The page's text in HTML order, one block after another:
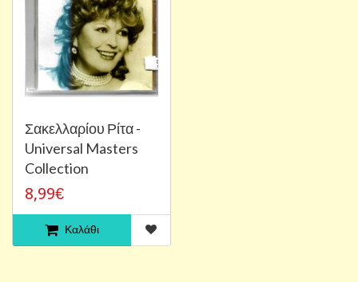
Σακελλαρίου Ρίτα -
Universal Masters
Collection
8,99€
Καλάθι